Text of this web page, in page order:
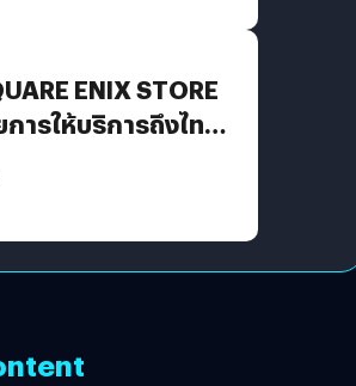
ENIX STORE
ารให้บริการถึงไทย